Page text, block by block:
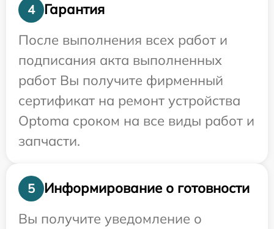
4
Гарантия
После выполнения всех работ и
подписания акта выполненных
работ Вы получите фирменный
сертификат на ремонт устройства
Optoma сроком на все виды работ и
запчасти.
5
Информирование о готовности
Вы получите уведомление о